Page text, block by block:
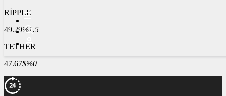
RİPPLE
49.29%1.5
TETHER
47.67$%0